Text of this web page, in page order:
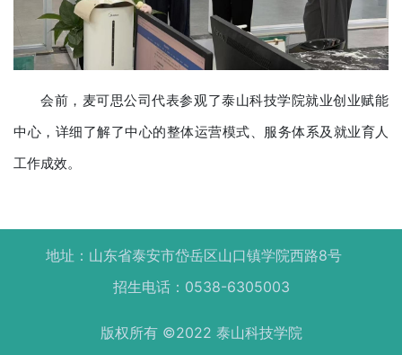
会前，麦可思公司代表参观了泰山科技学院就业创业赋能
中心，详细了解了中心的整体运营模式、服务体系及就业育人
工作成效。
地址：山东省泰安市岱岳区山口镇学院西路8号
招生电话：0538-6305003
版权所有 ©2022 泰山科技学院